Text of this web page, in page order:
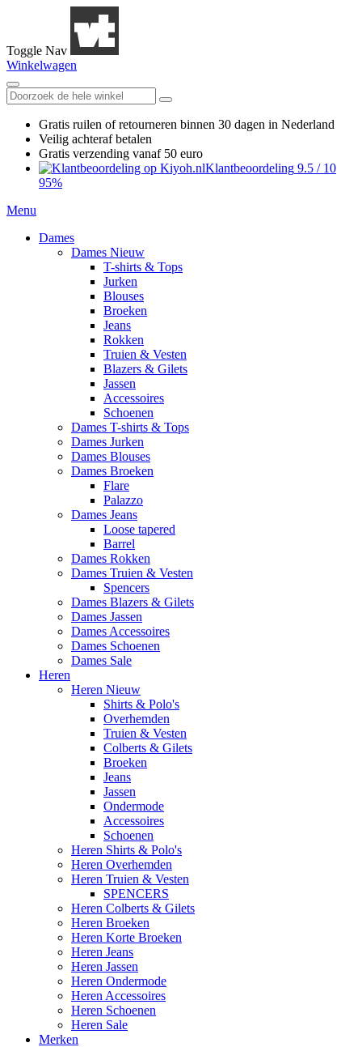
Toggle Nav
Winkelwagen
Gratis ruilen of retourneren binnen 30 dagen in Nederland
Veilig achteraf betalen
Gratis verzending vanaf 50 euro
Klantbeoordeling 9.5 / 10
95%
Menu
Dames
Dames Nieuw
T-shirts & Tops
Jurken
Blouses
Broeken
Jeans
Rokken
Truien & Vesten
Blazers & Gilets
Jassen
Accessoires
Schoenen
Dames T-shirts & Tops
Dames Jurken
Dames Blouses
Dames Broeken
Flare
Palazzo
Dames Jeans
Loose tapered
Barrel
Dames Rokken
Dames Truien & Vesten
Spencers
Dames Blazers & Gilets
Dames Jassen
Dames Accessoires
Dames Schoenen
Dames Sale
Heren
Heren Nieuw
Shirts & Polo's
Overhemden
Truien & Vesten
Colberts & Gilets
Broeken
Jeans
Jassen
Ondermode
Accessoires
Schoenen
Heren Shirts & Polo's
Heren Overhemden
Heren Truien & Vesten
SPENCERS
Heren Colberts & Gilets
Heren Broeken
Heren Korte Broeken
Heren Jeans
Heren Jassen
Heren Ondermode
Heren Accessoires
Heren Schoenen
Heren Sale
Merken